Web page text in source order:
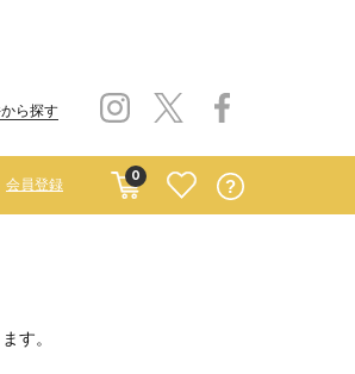
ら探す
0
会員登録
す。